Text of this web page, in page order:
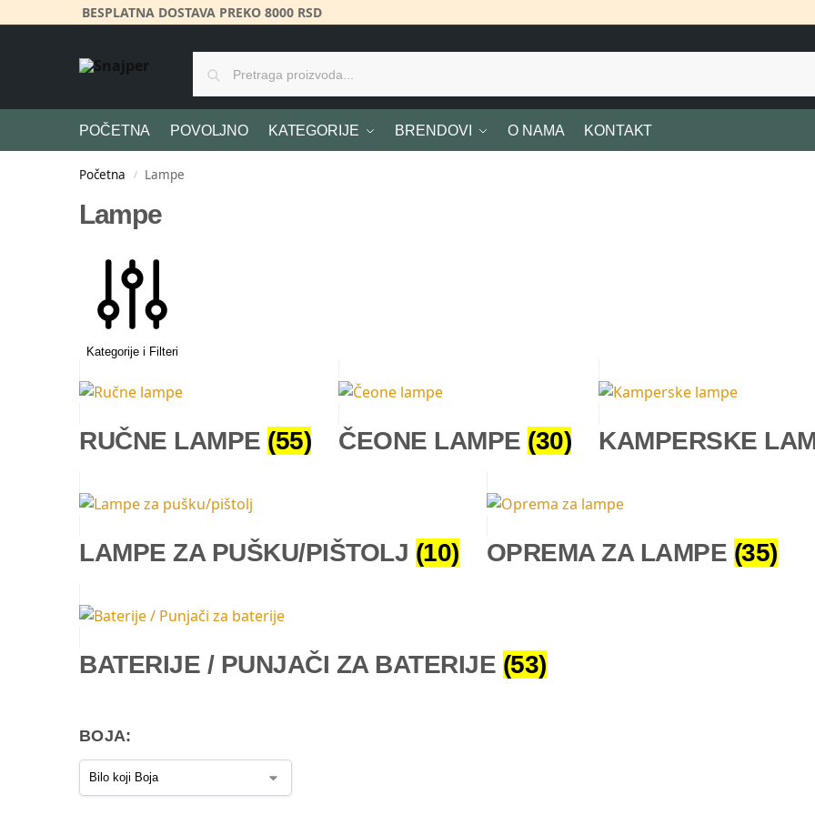
BESPLATNA DOSTAVA PREKO 8000 RSD
POČETNA POVOLJNO KATEGORIJE BRENDOVI O NAMA KONTAKT
Početna / Lampe
Lampe
Kategorije i Filteri
RUČNE LAMPE (55) ČEONE LAMPE (30) KAMPERSKE
LAMPE ZA PUŠKU/PIŠTOLJ (10) OPREMA ZA LAMPE (35)
BATERIJE / PUNJAČI ZA BATERIJE (53)
BOJA: